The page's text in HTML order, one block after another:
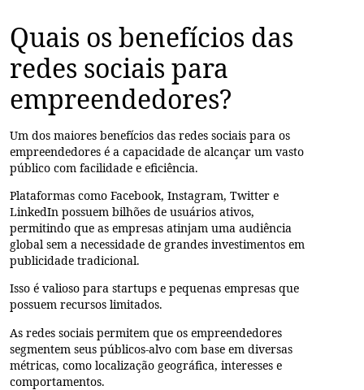
Quais os benefícios das
redes sociais para
empreendedores?
Um dos maiores benefícios das redes sociais para os
empreendedores é a capacidade de alcançar um vasto
público com facilidade e eficiência.
Plataformas como Facebook, Instagram, Twitter e
LinkedIn possuem bilhões de usuários ativos,
permitindo que as empresas atinjam uma audiência
global sem a necessidade de grandes investimentos em
publicidade tradicional.
Isso é valioso para startups e pequenas empresas que
possuem recursos limitados.
As redes sociais permitem que os empreendedores
segmentem seus públicos-alvo com base em diversas
métricas, como localização geográfica, interesses e
comportamentos.